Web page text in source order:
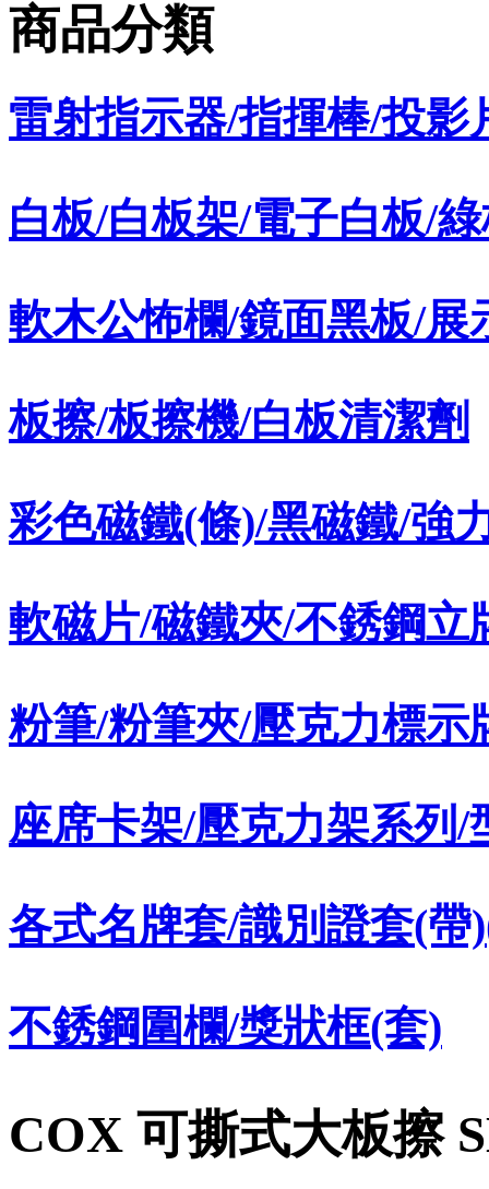
商品分類
雷射指示器/指揮棒/投影
白板/白板架/電子白板/
軟木公怖欄/鏡面黑板/展
板擦/板擦機/白板清潔劑
彩色磁鐵(條)/黑磁鐵/強
軟磁片/磁鐵夾/不銹鋼立
粉筆/粉筆夾/壓克力標示
座席卡架/壓克力架系列/
各式名牌套/識別證套(帶
不銹鋼圍欄/獎狀框(套)
COX 可撕式大板擦